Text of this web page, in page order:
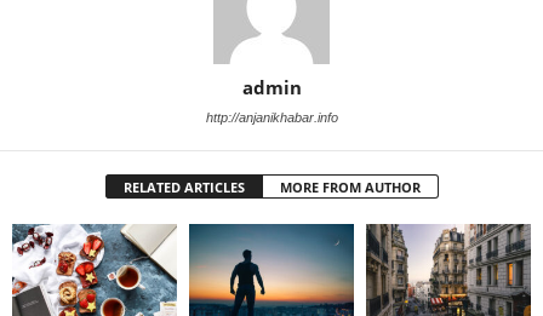
admin
http://anjanikhabar.info
RELATED ARTICLES MORE FROM AUTHOR